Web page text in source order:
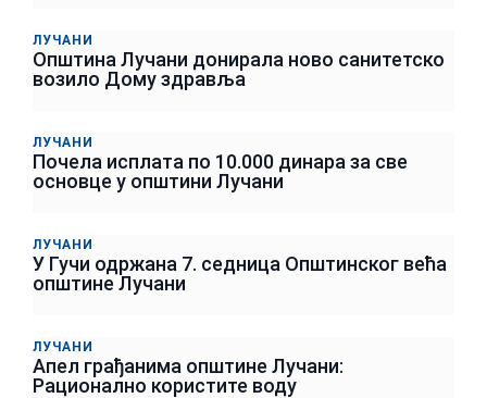
ЛУЧАНИ
Општина Лучани донирала ново санитетско
возило Дому здравља
ЛУЧАНИ
Почела исплата по 10.000 динара за све
основце у општини Лучани
ЛУЧАНИ
У Гучи одржана 7. седница Општинског већа
општине Лучани
ЛУЧАНИ
Апел грађанима општине Лучани:
Рационално користите воду